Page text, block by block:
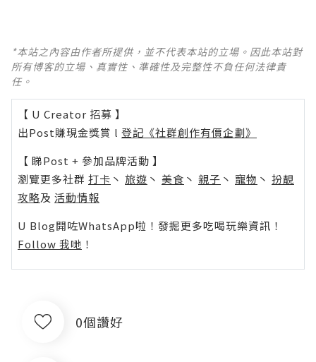
*本站之內容由作者所提供，並不代表本站的立場。因此本站對
所有博客的立場、真實性、準確性及完整性不負任何法律責
任。
【 U Creator 招募 】
出Post賺現金獎賞 l 登記《社群創作有價企劃》
【 睇Post + 參加品牌活動 】
瀏覽更多社群 打卡 丶 旅遊 丶 美食 丶 親子 丶 寵物 丶 扮靚
攻略及 活動情報
U Blog開咗WhatsApp啦！發掘更多吃喝玩樂資訊！
Follow 我哋 ！
0個讚好